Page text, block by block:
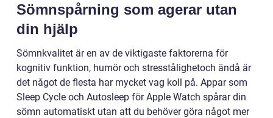
Sömnspårning som agerar utan
din hjälp
Sömnkvalitet är en av de viktigaste faktorerna för
kognitiv funktion, humör och stresstålighetoch ändå är
det något de flesta har mycket vag koll på. Appar som
Sleep Cycle och Autosleep för Apple Watch spårar din
sömn automatiskt utan att du behöver göra något mer